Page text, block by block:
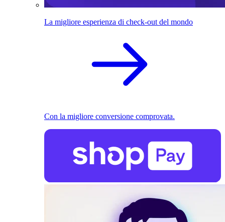
La migliore esperienza di check-out del mondo
Con la migliore conversione comprovata.